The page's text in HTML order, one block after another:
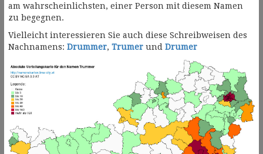
am wahrscheinlichsten, einer Person mit diesem Namen
zu begegnen.
Vielleicht interessieren Sie auch diese Schreibweisen des
Nachnamens: Drummer, Trumer und Drumer